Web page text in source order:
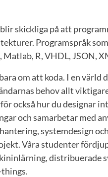
skickliga på att
Programspråk
Matlab, R, VHDL, JSON,
om att koda. I en värld
behov allt
också hur du designar
och samarbetar med
systemdesign
Våra studenter
distribuerade